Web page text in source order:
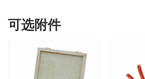
可选附件